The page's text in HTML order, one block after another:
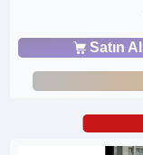
Satın Al